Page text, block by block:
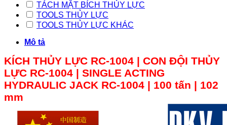
TÁCH MẶT BÍCH THỦY LỰC
TOOLS THỦY LỰC
TOOLS THỦY LỰC KHÁC
Mô tả
KÍCH THỦY LỰC RC-1004 | CON ĐỘI THỦY
LỰC RC-1004 | SINGLE ACTING
HYDRAULIC JACK RC-1004 | 100 tấn | 102
mm